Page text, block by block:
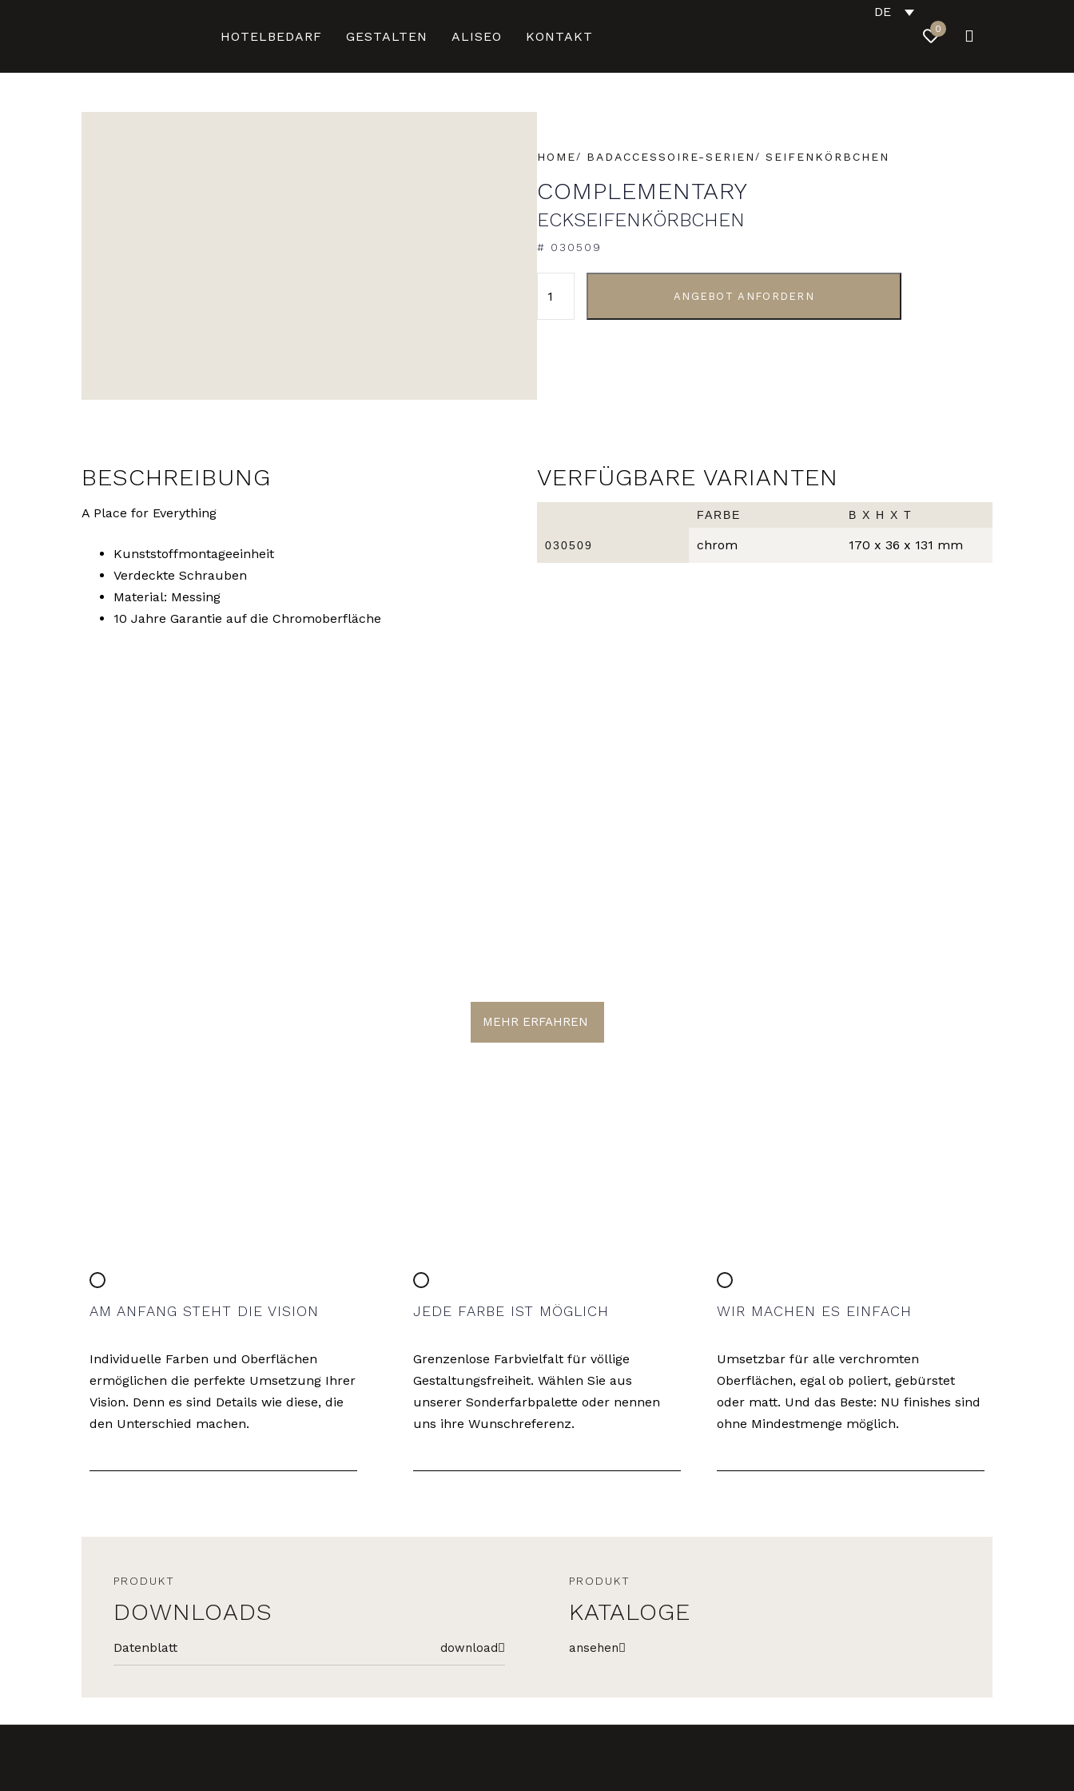
HOTELBEDARF GESTALTEN ALISEO KONTAKT
DE
0
HOME BADACCESSOIRE-SERIEN SEIFENKÖRBCHEN
COMPLEMENTARY
ECKSEIFENKÖRBCHEN
# 030509
ANGEBOT ANFORDERN
BESCHREIBUNG
A Place for Everything
Kunststoffmontageeinheit
Verdeckte Schrauben
Material: Messing
10 Jahre Garantie auf die Chromoberfläche
VERFÜGBARE VARIANTEN
FARBE B X H X T
030509 chrom 170 x 36 x 131 mm
MEHR ERFAHREN
AM ANFANG STEHT DIE VISION
Individuelle Farben und Oberflächen
ermöglichen die perfekte Umsetzung Ihrer
Vision. Denn es sind Details wie diese, die
den Unterschied machen.
JEDE FARBE IST MÖGLICH
Grenzenlose Farbvielfalt für völlige
Gestaltungsfreiheit. Wählen Sie aus
unserer Sonderfarbpalette oder nennen
uns ihre Wunschreferenz.
WIR MACHEN ES EINFACH
Umsetzbar für alle verchromten
Oberflächen, egal ob poliert, gebürstet
oder matt. Und das Beste: NU finishes sind
ohne Mindestmenge möglich.
PRODUKT
DOWNLOADS
Datenblatt download
PRODUKT
KATALOGE
ansehen